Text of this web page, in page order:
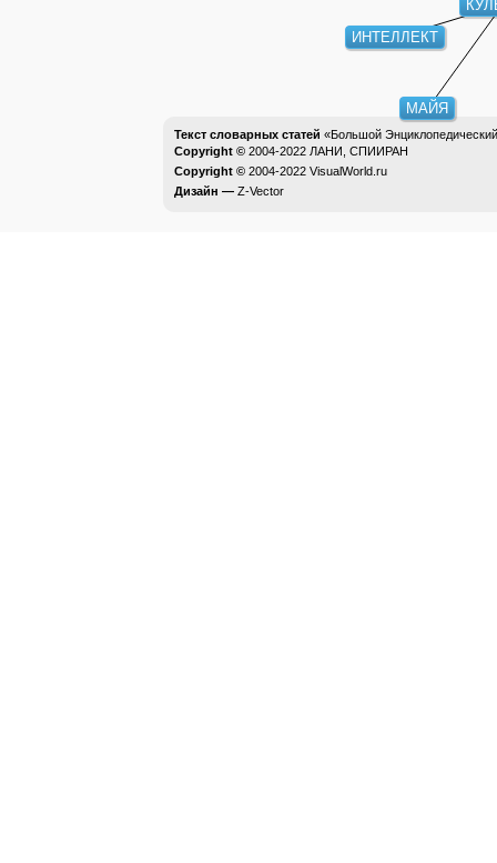
ИНТЕЛЛЕКТ
МАЙЯ
Текст словарных статей «Большой
Copyright © 2004-2022 ЛАНИ, СПИИРАН
Copyright © 2004-2022 VisualWorld.ru
Дизайн — Z-Vector